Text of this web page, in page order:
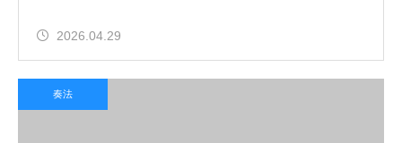
2026.04.29
奏法